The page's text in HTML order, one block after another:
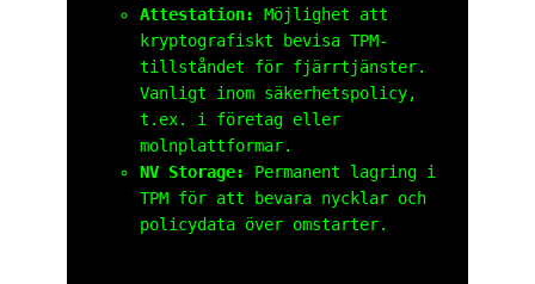
Attestation:
Möjlighet att
kryptografiskt bevisa TPM-
tillståndet för fjärrtjänster.
Vanligt inom säkerhetspolicy,
t.ex. i företag eller
molnplattformar.
NV Storage:
Permanent lagring i
TPM för att bevara nycklar och
policydata över omstarter.